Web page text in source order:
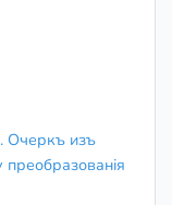
Очеркъ изъ
преобразованія